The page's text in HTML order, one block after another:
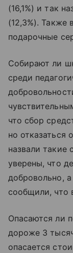
(16,1%) и так
(12,3%). Также
подарочные
Собирают ли
среди
что сбор
но отказаться
назвали такие
уверены, что
добровольно,
сообщили, что
Опасаются ли
дороже 3
опасается